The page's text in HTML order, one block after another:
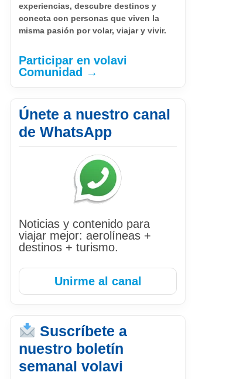
experiencias, descubre destinos y
conecta con personas que viven la
misma pasión por volar, viajar y vivir.
Participar en volavi
Comunidad →
Únete a nuestro canal
de WhatsApp
Noticias y contenido para
viajar mejor: aerolíneas +
destinos + turismo.
Unirme al canal
Suscríbete a
nuestro boletín
semanal volavi